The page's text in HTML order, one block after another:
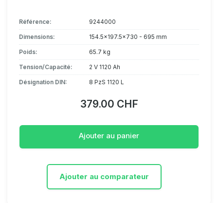
Référence: 9244000
Dimensions: 154.5x197.5x730 - 695 mm
Poids: 65.7 kg
Tension/Capacité: 2 V 1120 Ah
Désignation DIN: 8 PzS 1120 L
379.00 CHF
Ajouter au panier
Ajouter au comparateur